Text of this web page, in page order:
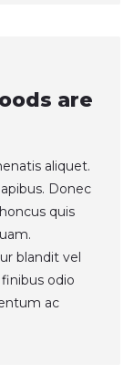
are
aliquet.
Donec
quis
blandit vel
odio
ac